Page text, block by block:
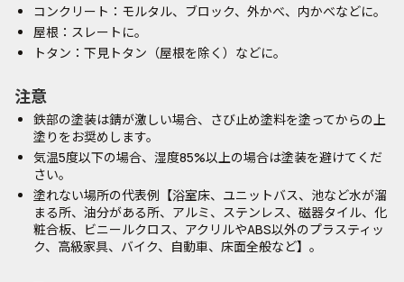
コンクリート：モルタル、ブロック、外かべ、内かべなどに。
屋根：スレートに。
トタン：下見トタン（屋根を除く）などに。
注意
鉄部の塗装は錆が激しい場合、さび止め塗料を塗ってからの上
塗りをお奨めします。
気温5度以下の場合、湿度85%以上の場合は塗装を避けてくだ
さい。
塗れない場所の代表例【浴室床、ユニットバス、池など水が溜
まる所、油分がある所、アルミ、ステンレス、磁器タイル、化
粧合板、ビニールクロス、アクリルやABS以外のプラスティッ
ク、高級家具、バイク、自動車、床面全般など】。